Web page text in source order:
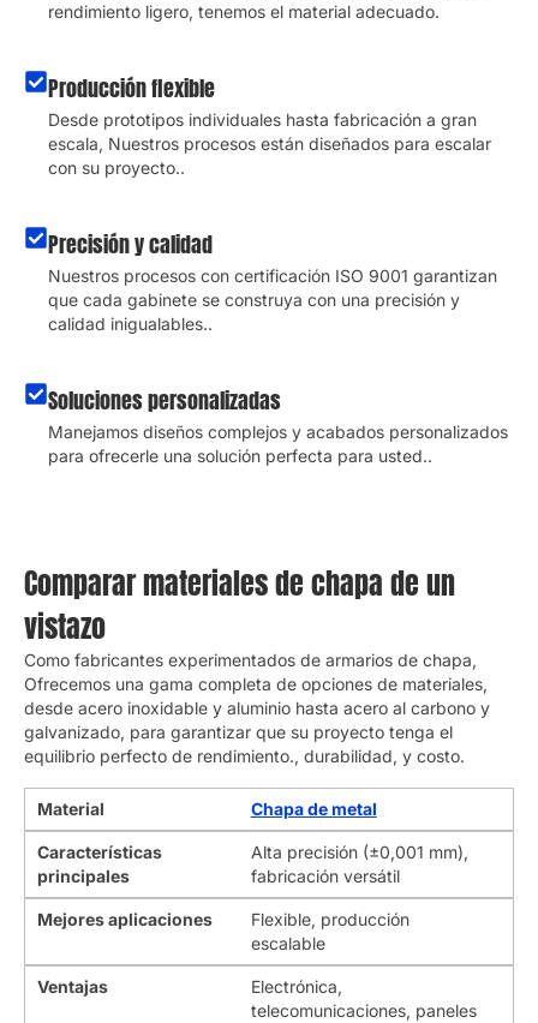
rendimiento ligero, tenemos el material adecuado.
Producción flexible
Desde prototipos individuales hasta fabricación a gran
escala, Nuestros procesos están diseñados para escalar
con su proyecto..
Precisión y calidad
Nuestros procesos con certificación ISO 9001 garantizan
que cada gabinete se construya con una precisión y
calidad inigualables..
Soluciones personalizadas
Manejamos diseños complejos y acabados personalizados
para ofrecerle una solución perfecta para usted..
Comparar materiales de chapa de un
vistazo
Como fabricantes experimentados de armarios de chapa,
Ofrecemos una gama completa de opciones de materiales,
desde acero inoxidable y aluminio hasta acero al carbono y
galvanizado, para garantizar que su proyecto tenga el
equilibrio perfecto de rendimiento., durabilidad, y costo.
Material Chapa de metal
Características
principales
Alta precisión (±0,001 mm),
fabricación versátil
Mejores aplicaciones
Flexible, producción
escalable
Ventajas
Electrónica,
telecomunicaciones, paneles